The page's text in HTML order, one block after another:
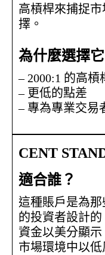
高槓桿來捕捉
擇。
為什麼選擇它
– 2000:1 的高槓
– 更低的點差
– 專為專業交易
CENT
適合誰？
這種賬戶是為
的投資者設計的
資金以美分顯
市場環境中以